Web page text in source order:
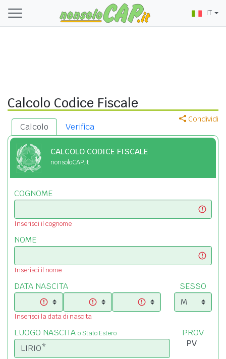
IT
Calcolo Codice Fiscale
Condividi
Calcolo Verifica
CALCOLO CODICE FISCALE
nonsoloCAP.it
COGNOME
Inserisci il cognome
NOME
Inserisci il nome
DATA NASCITA
Inserisci la data di nascita
SESSO
LUOGO NASCITA o Stato Estero PROV